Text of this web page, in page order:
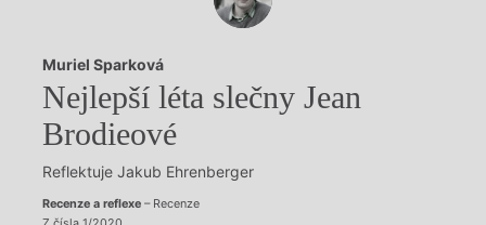
Rozhovory
Dokument
Výroční ceny
Muriel Sparková
Nejlepší léta slečny Jean
Brodieové
Reflektuje Jakub Ehrenberger
Recenze a reflexe– Recenze